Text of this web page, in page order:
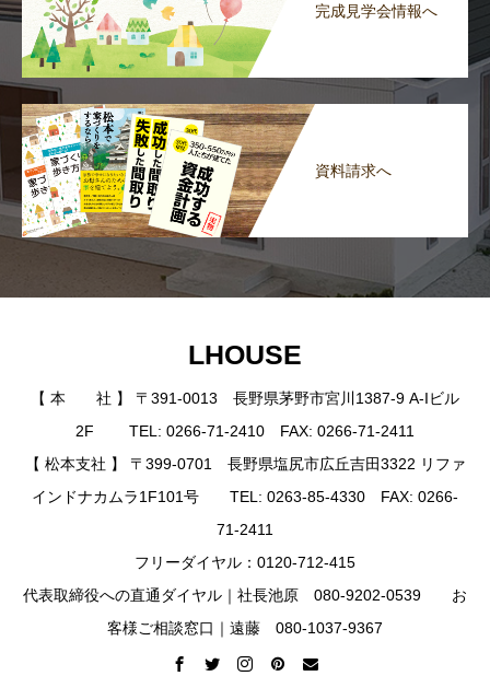
完成見学会情報へ
資料請求へ
LHOUSE
【 本 社 】 〒391-0013 長野県茅野市宮川1387-9 A-Iビル
2F TEL: 0266-71-2410 FAX: 0266-71-2411
【 松本支社 】 〒399-0701 長野県塩尻市広丘吉田3322 リファ
インドナカムラ1F101号 TEL: 0263-85-4330 FAX: 0266-
71-2411
フリーダイヤル：0120-712-415
代表取締役への直通ダイヤル｜社長池原 080-9202-0539 お
客様ご相談窓口｜遠藤 080-1037-9367